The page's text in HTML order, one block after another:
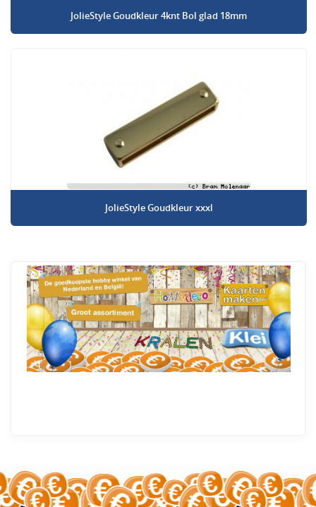
JolieStyle Goudkleur 4knt Bol glad 18mm
JolieStyle Goudkleur xxxl